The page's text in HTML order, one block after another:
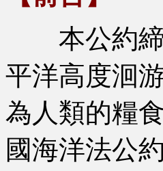
本公約締
平洋高度洄
為人類的糧
國海洋法公